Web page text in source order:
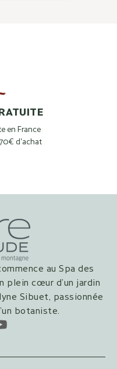
en France
d'achat
l'élément 1
l'élément 2
à l'élément 3
à l'élément 4
au Spa des
plein cœur d’un jardin
Sibuet, passionnée
botaniste.